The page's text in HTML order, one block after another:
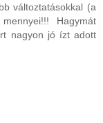
változtatásokkal (a
Hagymát
nagyon jó ízt adott